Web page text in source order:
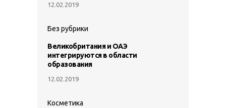
12.02.2019
Без рубрики
Великобритания и ОАЭ
интегрируются в области
образования
12.02.2019
Косметика